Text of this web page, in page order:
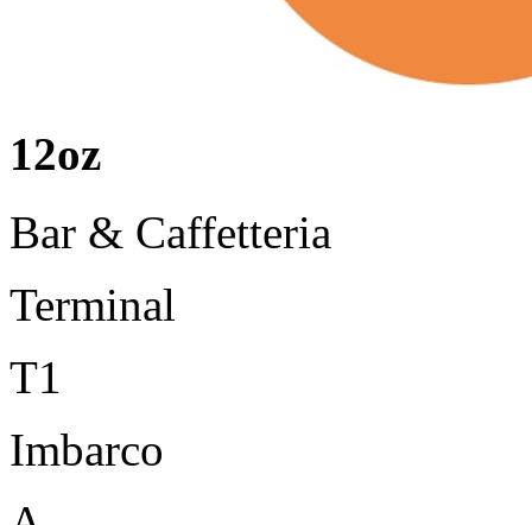
12oz
Bar & Caffetteria
Terminal
T1
Imbarco